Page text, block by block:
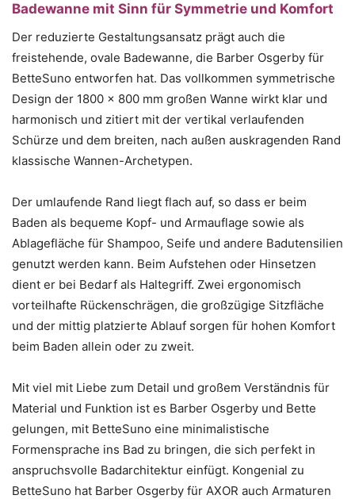
Badewanne mit Sinn für Symmetrie und Komfort
Der reduzierte Gestaltungsansatz prägt auch die
freistehende, ovale Badewanne, die Barber Osgerby für
BetteSuno entworfen hat. Das vollkommen symmetrische
Design der 1800 x 800 mm großen Wanne wirkt klar und
harmonisch und zitiert mit der vertikal verlaufenden
Schürze und dem breiten, nach außen auskragenden Rand
klassische Wannen-Archetypen.
Der umlaufende Rand liegt flach auf, so dass er beim
Baden als bequeme Kopf- und Armauflage sowie als
Ablagefläche für Shampoo, Seife und andere Badutensilien
genutzt werden kann. Beim Aufstehen oder Hinsetzen
dient er bei Bedarf als Haltegriff. Zwei ergonomisch
vorteilhafte Rückenschrägen, die großzügige Sitzfläche
und der mittig platzierte Ablauf sorgen für hohen Komfort
beim Baden allein oder zu zweit.
Mit viel mit Liebe zum Detail und großem Verständnis für
Material und Funktion ist es Barber Osgerby und Bette
gelungen, mit BetteSuno eine minimalistische
Formensprache ins Bad zu bringen, die sich perfekt in
anspruchsvolle Badarchitektur einfügt. Kongenial zu
BetteSuno hat Barber Osgerby für AXOR auch Armaturen